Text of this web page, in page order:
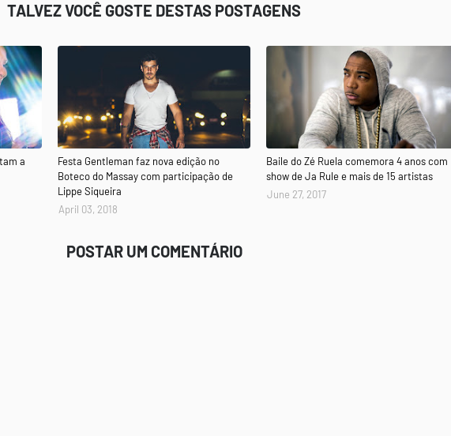
TALVEZ VOCÊ GOSTE DESTAS POSTAGENS
a
Festa Gentleman faz nova edição no
Boteco do Massay com participação de
Lippe Siqueira
April 03, 2018
Baile do Zé Ruela comemora 4 anos com
show de Ja Rule e mais de 15 artistas
June 27, 2017
POSTAR UM COMENTÁRIO